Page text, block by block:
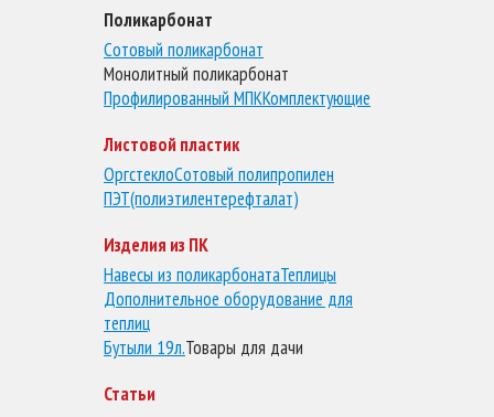
Поликарбонат
Сотовый поликарбонат
Монолитный поликарбонат
Профилированный МПККомплектующие
Листовой пластик
ОргстеклоСотовый полипропилен
ПЭТ(полиэтилентерефталат)
Изделия из ПК
Навесы из поликарбонатаТеплицы
Дополнительное оборудование для
теплиц
Бутыли 19л.Товары для дачи
Статьи